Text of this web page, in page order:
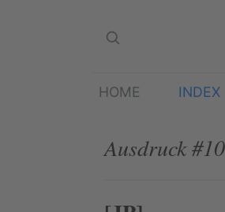
HOME INDEX
Ausdruck